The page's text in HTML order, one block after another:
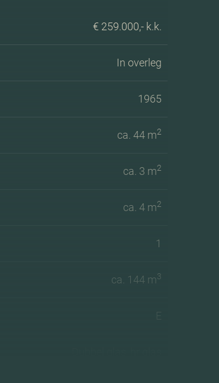
€ 259.000,- k.k.
In overleg
1965
ca. 44 m2
ca. 3 m2
ca. 4 m2
1
ca. 144 m3
E